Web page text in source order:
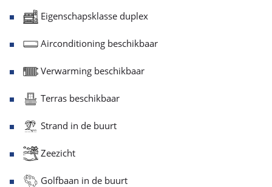
Eigenschapsklasse duplex
Airconditioning beschikbaar
Verwarming beschikbaar
Terras beschikbaar
Strand in de buurt
Zeezicht
Golfbaan in de buurt